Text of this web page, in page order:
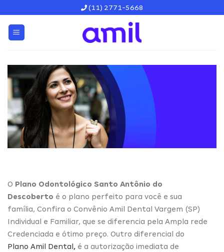
content
(11) 2771-5668
O Plano Odontológico Santo Antônio do
Descoberto é o plano perfeito para você e sua
família, Confira o Convênio Amil Dental Vargem (SP)
Individual e Familiar, que se diferencia pela Ampla rede
Credenciada e ótimo preço. Outro diferencial do
Plano Amil Dental , é a autorização imediata de